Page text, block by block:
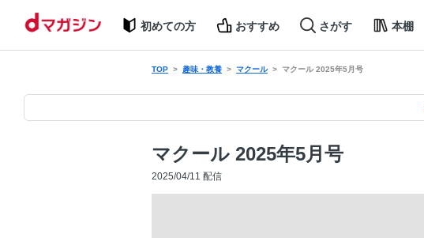
初めての方 おすすめ さがす 本棚
TOP 趣味・教養 マクール マクール 2025年5月号
マクール 2025年5月号
2025/04/11 配信